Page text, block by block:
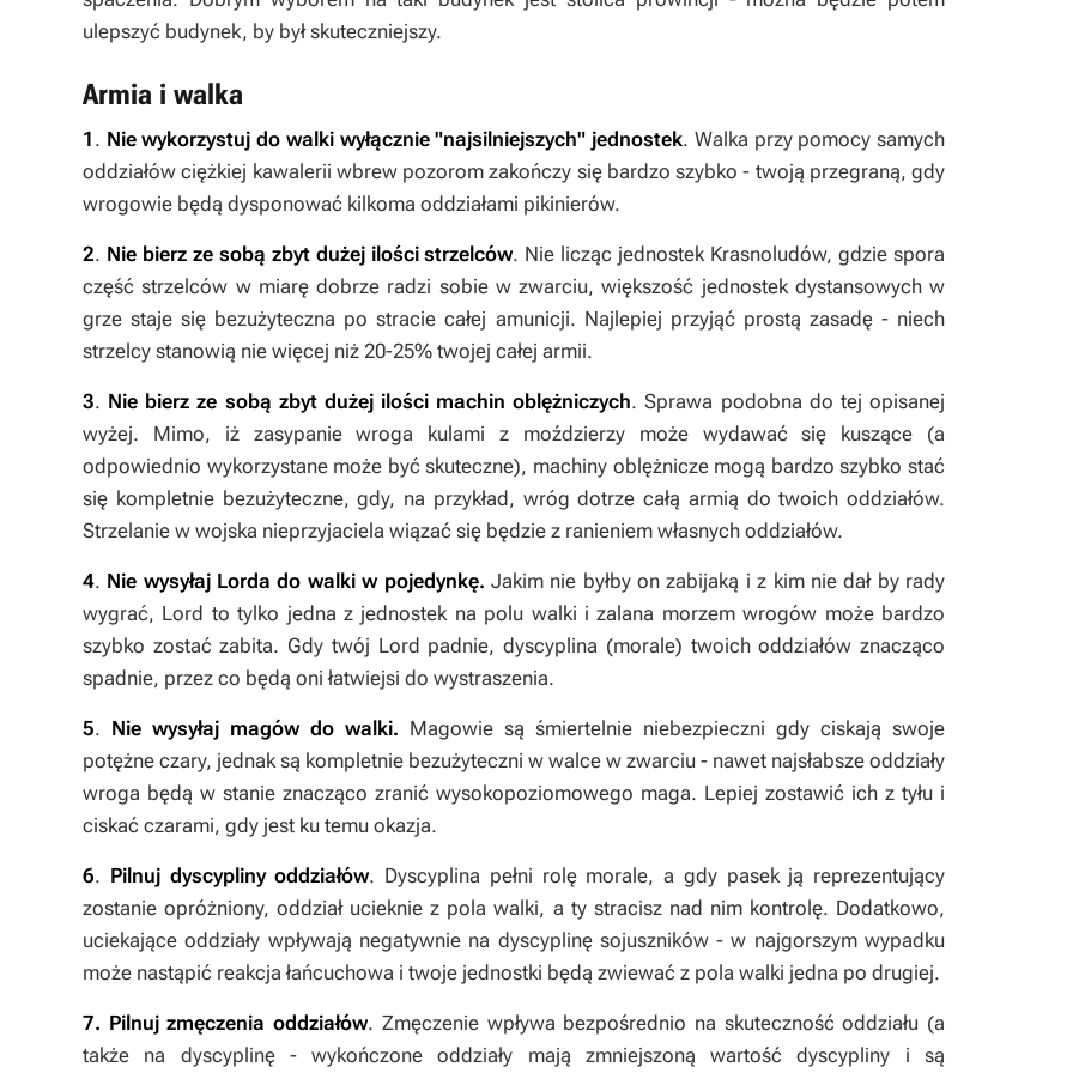
ulepszyć budynek, by był skuteczniejszy.
Armia i walka
1 . Nie wykorzystuj do walki wyłącznie "najsilniejszych" jednostek. Walka przy pomocy samych
oddziałów ciężkiej kawalerii wbrew pozorom zakończy się bardzo szybko - twoją przegraną, gdy
wrogowie będą dysponować kilkoma oddziałami pikinierów.
2. Nie bierz ze sobą zbyt dużej ilości strzelców. Nie licząc jednostek Krasnoludów, gdzie spora
część strzelców w miarę dobrze radzi sobie w zwarciu, większość jednostek dystansowych w
grze staje się bezużyteczna po stracie całej amunicji. Najlepiej przyjąć prostą zasadę - niech
strzelcy stanowią nie więcej niż 20-25% twojej całej armii.
3. Nie bierz ze sobą zbyt dużej ilości machin oblężniczych. Sprawa podobna do tej opisanej
wyżej. Mimo, iż zasypanie wroga kulami z moździerzy może wydawać się kuszące (a
odpowiednio wykorzystane może być skuteczne), machiny oblężnicze mogą bardzo szybko stać
się kompletnie bezużyteczne, gdy, na przykład, wróg dotrze całą armią do twoich oddziałów.
Strzelanie w wojska nieprzyjaciela wiązać się będzie z ranieniem własnych oddziałów.
4. Nie wysyłaj Lorda do walki w pojedynkę. Jakim nie byłby on zabijaką i z kim nie dał by rady
wygrać, Lord to tylko jedna z jednostek na polu walki i zalana morzem wrogów może bardzo
szybko zostać zabita. Gdy twój Lord padnie, dyscyplina (morale) twoich oddziałów znacząco
spadnie, przez co będą oni łatwiejsi do wystraszenia.
5. Nie wysyłaj magów do walki. Magowie są śmiertelnie niebezpieczni gdy ciskają swoje
potężne czary, jednak są kompletnie bezużyteczni w walce w zwarciu - nawet najsłabsze oddziały
wroga będą w stanie znacząco zranić wysokopoziomowego maga. Lepiej zostawić ich z tyłu i
ciskać czarami, gdy jest ku temu okazja.
6. Pilnuj dyscypliny oddziałów. Dyscyplina pełni rolę morale, a gdy pasek ją reprezentujący
zostanie opróżniony, oddział ucieknie z pola walki, a ty stracisz nad nim kontrolę. Dodatkowo,
uciekające oddziały wpływają negatywnie na dyscyplinę sojuszników - w najgorszym wypadku
może nastąpić reakcja łańcuchowa i twoje jednostki będą zwiewać z pola walki jedna po drugiej.
7. Pilnuj zmęczenia oddziałów. Zmęczenie wpływa bezpośrednio na skuteczność oddziału (a
także na dyscyplinę - wykończone oddziały mają zmniejszoną wartość dyscypliny i są